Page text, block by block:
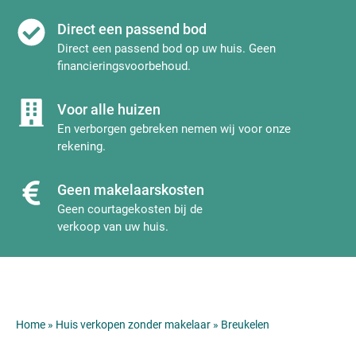
Direct een passend bod
Direct een passend bod op uw huis. Geen
financieringsvoorbehoud.
Voor alle huizen
En verborgen gebreken nemen wij voor onze
rekening.
Geen makelaarskosten
Geen courtagekosten bij de
verkoop van uw huis.
Home » Huis verkopen zonder makelaar » Breukelen